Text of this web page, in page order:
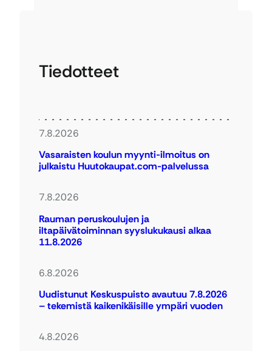
Tiedotteet
7.8.2026
Vasaraisten koulun myynti-ilmoitus on
julkaistu Huutokaupat.com-palvelussa
7.8.2026
Rauman peruskoulujen ja
iltapäivätoiminnan syyslukukausi alkaa
11.8.2026
6.8.2026
Uudistunut Keskuspuisto avautuu 7.8.2026
– tekemistä kaikenikäisille ympäri vuoden
4.8.2026